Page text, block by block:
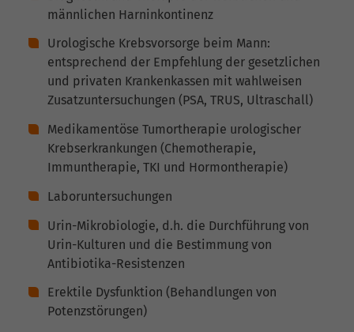
männlichen Harninkontinenz
Urologische Krebsvorsorge beim Mann:
entsprechend der Empfehlung der gesetzlichen
und privaten Krankenkassen mit wahlweisen
Zusatzuntersuchungen (PSA, TRUS, Ultraschall)
Medikamentöse Tumortherapie urologischer
Krebserkrankungen (Chemotherapie,
Immuntherapie, TKI und Hormontherapie)
Laboruntersuchungen
Urin-Mikrobiologie, d.h. die Durchführung von
Urin-Kulturen und die Bestimmung von
Antibiotika-Resistenzen
Erektile Dysfunktion (Behandlungen von
Potenzstörungen)